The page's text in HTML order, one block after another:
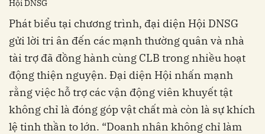
Hội DNSG
Phát biểu tại chương trình, đại diện Hội DNSG
gửi lời tri ân đến các mạnh thường quân và nhà
tài trợ đã đồng hành cùng CLB trong nhiều hoạt
động thiện nguyện. Đại diện Hội nhấn mạnh
rằng việc hỗ trợ các vận động viên khuyết tật
không chỉ là đóng góp vật chất mà còn là sự khích
lệ tinh thần to lớn. “Doanh nhân không chỉ làm